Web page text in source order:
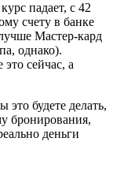
падает, с 42
счету в банке
Мастер-кард
однако).
сейчас, а
будете делать,
бронирования,
деньги